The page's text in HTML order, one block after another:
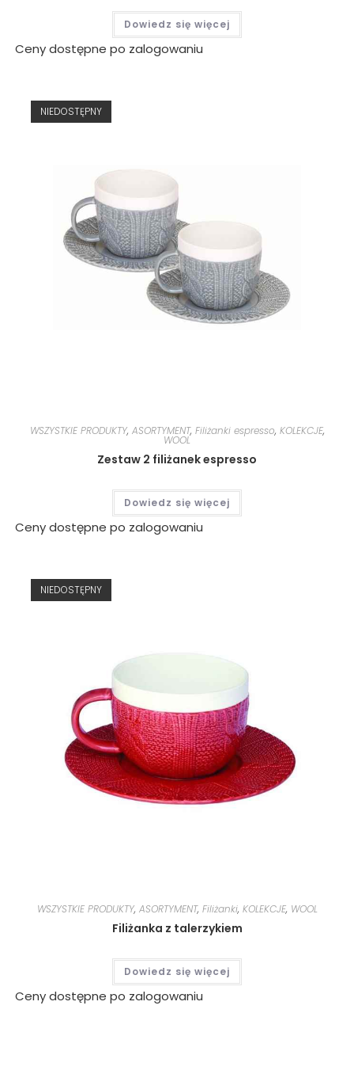
Dowiedz się więcej
Ceny dostępne po zalogowaniu
NIEDOSTĘPNY
WSZYSTKIE PRODUKTY, ASORTYMENT, Filiżanki espresso, KOLEKCJE,
WOOL
Zestaw 2 filiżanek espresso
Dowiedz się więcej
Ceny dostępne po zalogowaniu
NIEDOSTĘPNY
WSZYSTKIE PRODUKTY, ASORTYMENT, Filiżanki, KOLEKCJE, WOOL
Filiżanka z talerzykiem
Dowiedz się więcej
Ceny dostępne po zalogowaniu